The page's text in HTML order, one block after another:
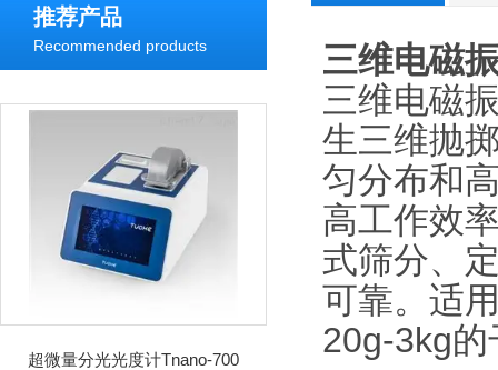
推荐产品
Recommended products
超微量分光光度计Tnano-700
三维电磁
三维电磁
生三维抛
匀分布和
高工作效
式筛分、
可靠。适
20g-3kg